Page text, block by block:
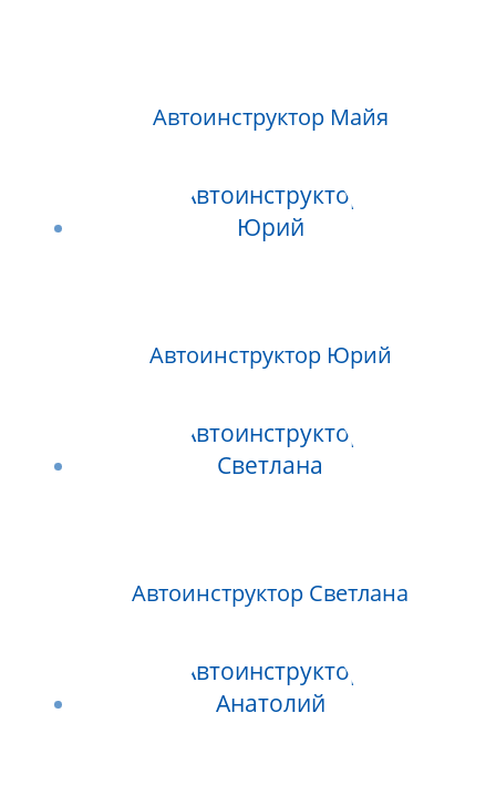
Автоинструктор Майя
Автоинструктор Юрий
Автоинструктор Светлана